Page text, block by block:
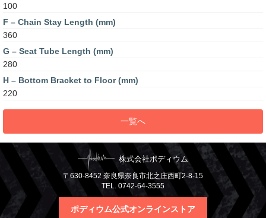
100
F – Chain Stay Length (mm)
360
G – Seat Tube Length (mm)
280
H – Bottom Bracket to Floor (mm)
220
一覧へ
株式会社ポディウム
〒630-8452 奈良県奈良市北之庄西町2-8-15
TEL. 0742-64-3555
ポディウム公式オンラインストア